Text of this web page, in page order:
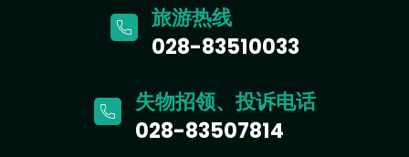
旅游热线
028-83510033
失物招领、投诉电话
028-83507814